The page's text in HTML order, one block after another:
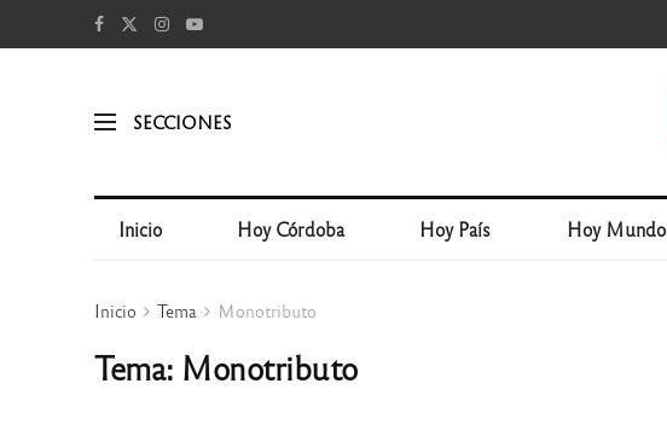
SECCIONES
Inicio Hoy Córdoba Hoy País Hoy Mundo
Inicio Tema Monotributo
Tema: Monotributo